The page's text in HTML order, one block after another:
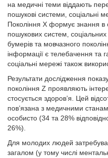
на медичні теми віддають
пошукові системи, соціальні
Покоління Х формує знання
пошукових систем,
бумерів та мовчазного
інформації є телебачення та
соціальні мережі також
Результати дослідження
покоління Z проявляють
стосується здоров’я. Цей
пов’язана з медичними
особисто (34 та 28%
26%).
Для молодих людей
загалом (у тому числі